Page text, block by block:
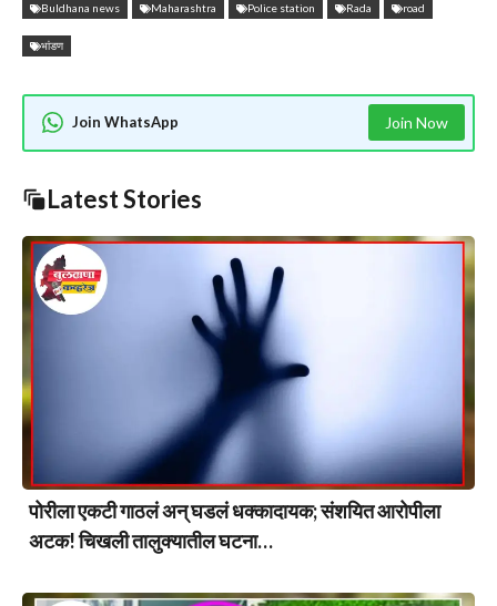
Buldhana news Maharashtra Police station Rada road
भांडण
Join WhatsApp Join Now
Latest Stories
पोरीला एकटी गाठलं अन् घडलं धक्कादायक; संशयित आरोपीला
अटक! चिखली तालुक्यातील घटना…